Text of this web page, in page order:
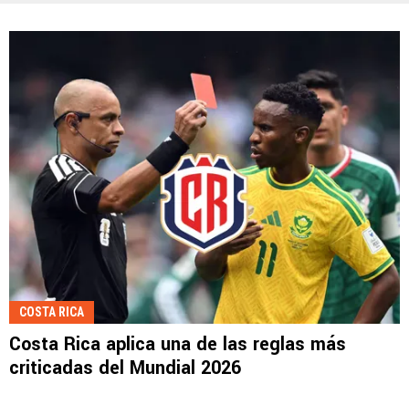
COSTA RICA
Costa Rica aplica una de las reglas más
criticadas del Mundial 2026